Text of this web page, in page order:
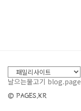
날으는물고기
© PAGES.KR